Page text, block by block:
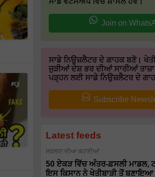
Join on
ਸਾਡੇ ਨਿਉਜ਼ਲੈਟਰ ਦੇ ਗਾਹਕ ਬਣੋ।
ਜੁੜੀਆਂ ਦੇਸ਼ ਭਰ ਦੀਆਂ ਸਾਰੀਆਂ
ਪੜ੍ਹਨ ਲਈ ਸਾਡੇ ਨਿਉਜ਼ਲੈਟਰ ਦੇ
Subscribe
Latest feeds
ਸਫਲਤਾ ਦੀਆ ਕਹਾਣੀਆਂ
50 ਏਕੜ ਵਿੱਚ ਅੰਤਰ-ਫ਼ਸਲੀ ਮਾਡਲ,
ਇਸ ਕਿਸਾਨ ਨੇ ਖੇਤੀਬਾੜੀ ਤੋਂ ਬਣਾਇਆ